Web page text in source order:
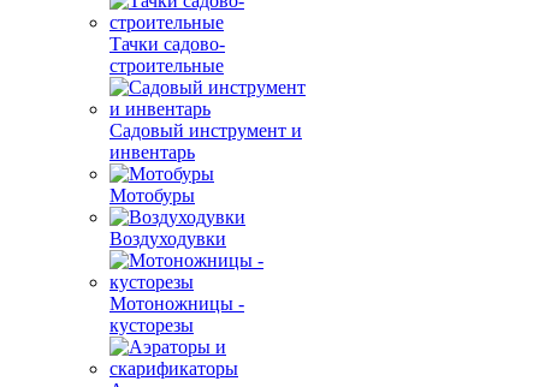
Тачки садово-
строительные
Садовый инструмент и
инвентарь
Мотобуры
Воздуходувки
Мотоножницы -
кусторезы